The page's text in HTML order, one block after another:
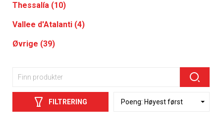
Thessalía (10)
Vallee d'Atalanti (4)
Øvrige (39)
FILTRERING